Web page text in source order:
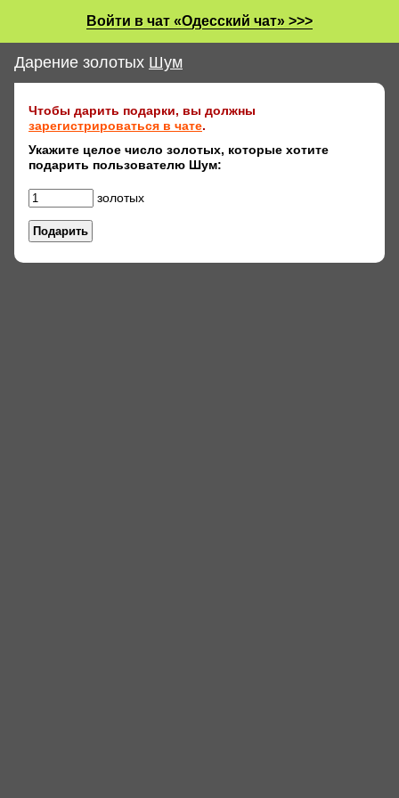
Войти в чат «Одесский чат» >>>
Дарение золотых Шyм
Чтобы дарить подарки, вы должны
зарегистрироваться в чате.
Укажите целое число золотых, которые хотите
подарить пользователю Шyм:
золотых